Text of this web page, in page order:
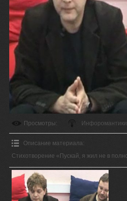
Просмотры: Инфоромантики
Описание материала:
Стихотворение «Пускай, я жил не в